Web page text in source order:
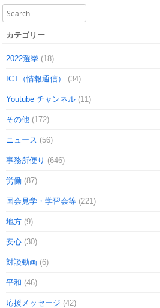
Search
カテゴリー
2022選挙 (18)
ICT（情報通信） (34)
Youtube チャンネル (11)
その他 (172)
ニュース (56)
事務所便り (646)
労働 (87)
国会見学・学習会等 (221)
地方 (9)
安心 (30)
対談動画 (6)
平和 (46)
応援メッセージ (42)